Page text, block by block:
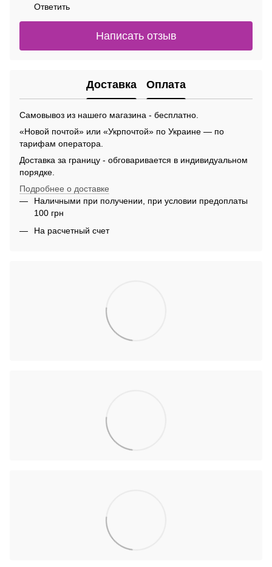
Ответить
Написать отзыв
Доставка Оплата
Самовывоз из нашего магазина - бесплатно.
«Новой почтой» или «Укрпочтой» по Украине — по
тарифам оператора.
Доставка за границу - обговаривается в индивидуальном
порядке.
Подробнее о доставке
Наличными при получении, при условии предоплаты
100 грн
На расчетный счет